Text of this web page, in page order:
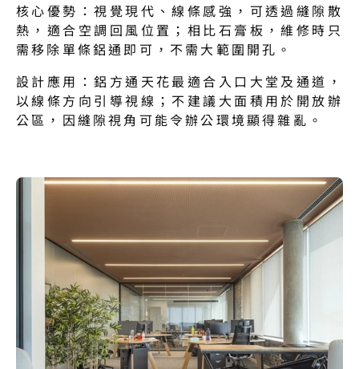
核心優勢：視覺現代、線條感強，可透過縫隙散
熱，適合空調回風位置；相比石膏板，維修時只
需移除單條鋁通即可，不需大範圍開孔。
設計應用：鋁方通天花最適合入口大堂及通道，
以線條方向引導視線；不建議大面積用於開放辦
公區，因縫隙視角可能令辦公環境顯得雜亂。